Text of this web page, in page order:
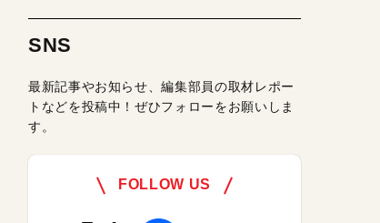
SNS
最新記事やお知らせ、編集部員の取材レポー
トなどを投稿中！ぜひフォローをお願いしま
す。
FOLLOW US